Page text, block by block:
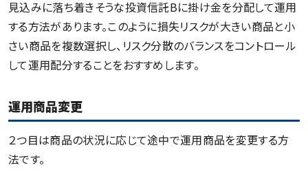
見込みに落ち着きそうな投資信託Bに掛け金を分配して運用
する方法があります。このように損失リスクが大きい商品と小
さい商品を複数選択し、リスク分散のバランスをコントロール
して運用配分することをおすすめします。
運用商品変更
２つ目は商品の状況に応じて途中で運用商品を変更する方
法です。